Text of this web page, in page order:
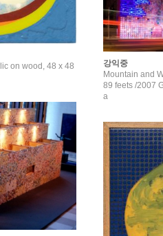
on wood, 48 x 48
강익중
Mountain and
89 feets /2007 Gwang Hwa Moon Gate, Seoul, Kore
a